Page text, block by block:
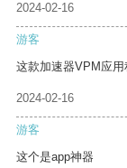
2024-02-16
游客
这款加速器VPM应用
2024-02-16
游客
这个是app神器